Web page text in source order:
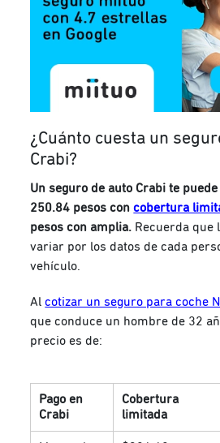
¿Cuánto cuesta un
Crabi?
Un seguro de auto Crabi te
250.84 pesos concobertura
pesos con amplia. Recuerda que
variar por los datos de cada
vehículo.
Alcotizar un seguro para coche
que conduce un hombre de 32
precio es de:
Pago en
Crabi
Cobertura
limitada